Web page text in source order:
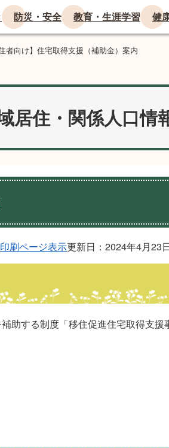
防災・安全 教育・生涯学習 健
住者向け】住宅取得支援（補助金）案内
居住・関係人口情
更新日：2024年4月23
印刷ページ表示
助する制度「移住促進住宅取得支援